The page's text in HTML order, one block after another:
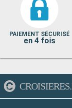
PAIEMENT SÉCURISÉ
en 4 fois